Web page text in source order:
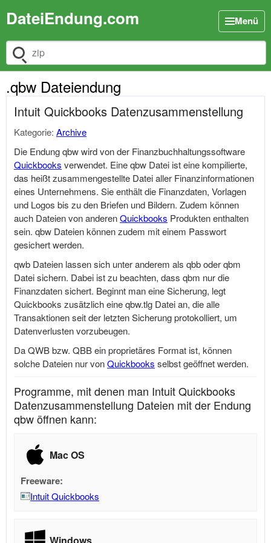
DateiEndung.com Menü
Dateiendung suchen
.qbw Dateiendung
Intuit Quickbooks Datenzusammenstellung
Kategorie: Archive
Die Endung qbw wird von der Finanzbuchhaltungssoftware
Quickbooks verwendet. Eine qbw Datei ist eine kompilierte,
das heißt zusammengestellte Datei aller Finanzinformationen
eines Unternehmens. Sie enthält die Finanzdaten, Vorlagen
und Logos bis zu den Briefen und Bildern. Zudem können
auch Dateien von anderenQuickbooks Produkten enthalten
sein. qbw Dateien können zudem mit einem Passwort
gesichert werden.
qwb Dateien lassen sich unter anderem als qbb oder qbm
Datei sichern. Dabei ist zu beachten, dass qbm nur die
Finanzdaten sichert. Beginnt man eine Sicherung, legt
Quickbooks zusätzlich eineqbw.tlg Datei an, die alle
Transaktionen seit der letzten Sicherung protokolliert, um
Datenverlusten vorzubeugen.
Da QWB bzw. QBB ein proprietäres Format ist, können
solche Dateien nur vonQuickbooks selbst geöffnet werden.
Programme, mit denen man Intuit Quickbooks
Datenzusammenstellung Dateien mit der Endung
qbw öffnen kann:
Mac OS
Freeware:
Intuit Quickbooks
Windows